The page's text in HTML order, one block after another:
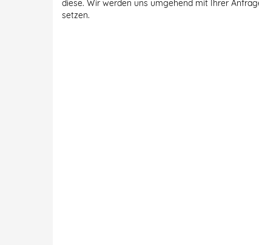
diese. Wir werden uns umgehend mit Ihrer
setzen.